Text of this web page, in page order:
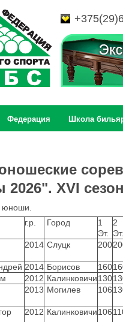
Федерация Школа
XVI
г.р. Город
1
Эт.
2
Эт.
2014 Слуцк 200
2014 Борисов 160
2012 Калинковичи130
2013 Могилев 106
2012 Калинковичи106